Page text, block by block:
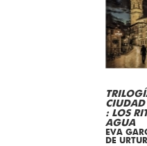
: LOS
AGUA
EVA
DE URTURI